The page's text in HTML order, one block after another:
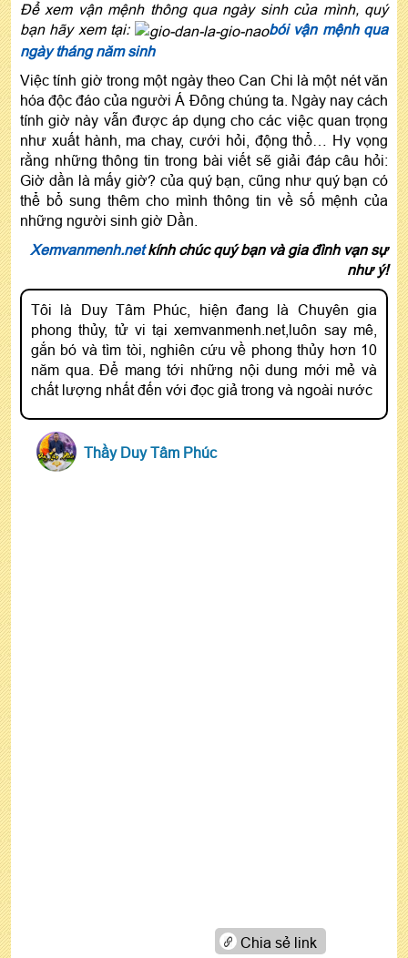
Để xem vận mệnh thông qua ngày sinh của mình, quý
bạn hãy xem tại:
bói vận mệnh qua
ngày tháng năm sinh
Việc tính giờ trong một ngày theo Can Chi là một nét văn
hóa độc đáo của người Á Đông chúng ta. Ngày nay cách
tính giờ này vẫn được áp dụng cho các việc quan trọng
như xuất hành, ma chay, cưới hỏi, động thổ… Hy vọng
rằng những thông tin trong bài viết sẽ giải đáp câu hỏi:
Giờ dần là mấy giờ? của quý bạn, cũng như quý bạn có
thể bổ sung thêm cho mình thông tin về số mệnh của
những người sinh giờ Dần.
Xemvanmenh.netkính chúc quý bạn và gia đình vạn sự
như ý!
Tôi là Duy Tâm Phúc, hiện đang là Chuyên gia
phong thủy, tử vi tại xemvanmenh.net,luôn say mê,
gắn bó và tìm tòi, nghiên cứu về phong thủy hơn 10
năm qua. Để mang tới những nội dung mới mẻ và
chất lượng nhất đến với đọc giả trong và ngoài nước
Thầy Duy Tâm Phúc
Chia sẻ link